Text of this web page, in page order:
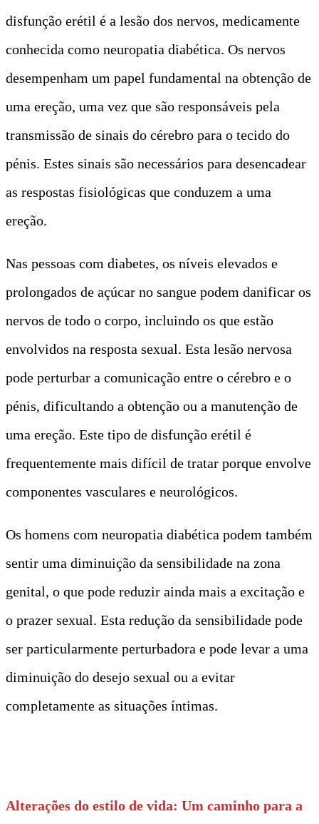
disfunção erétil é a lesão dos nervos, medicamente
conhecida como neuropatia diabética. Os nervos
desempenham um papel fundamental na obtenção de
uma ereção, uma vez que são responsáveis pela
transmissão de sinais do cérebro para o tecido do
pénis. Estes sinais são necessários para desencadear
as respostas fisiológicas que conduzem a uma
ereção.
Nas pessoas com diabetes, os níveis elevados e
prolongados de açúcar no sangue podem danificar os
nervos de todo o corpo, incluindo os que estão
envolvidos na resposta sexual. Esta lesão nervosa
pode perturbar a comunicação entre o cérebro e o
pénis, dificultando a obtenção ou a manutenção de
uma ereção. Este tipo de disfunção erétil é
frequentemente mais difícil de tratar porque envolve
componentes vasculares e neurológicos.
Os homens com neuropatia diabética podem também
sentir uma diminuição da sensibilidade na zona
genital, o que pode reduzir ainda mais a excitação e
o prazer sexual. Esta redução da sensibilidade pode
ser particularmente perturbadora e pode levar a uma
diminuição do desejo sexual ou a evitar
completamente as situações íntimas.
Alterações do estilo de vida: Um caminho para a